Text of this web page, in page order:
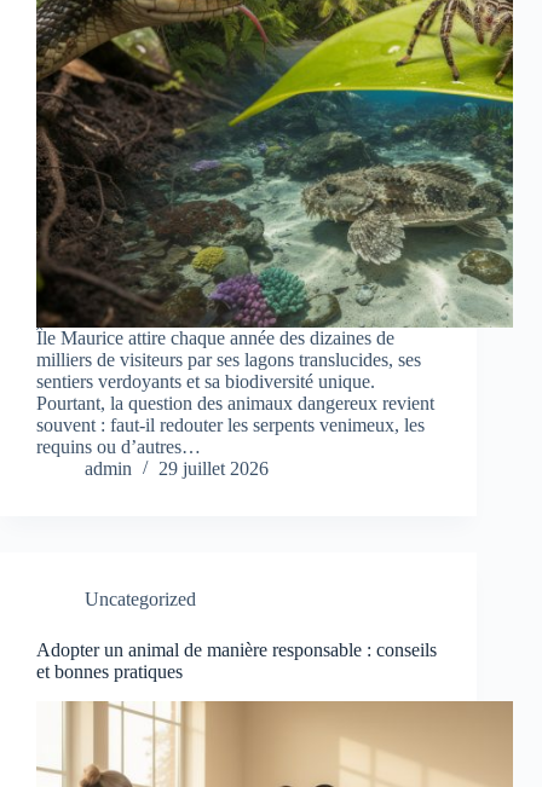
Île Maurice attire chaque année des dizaines de
milliers de visiteurs par ses lagons translucides, ses
sentiers verdoyants et sa biodiversité unique.
Pourtant, la question des animaux dangereux revient
souvent : faut‑il redouter les serpents venimeux, les
requins ou d’autres…
admin
29 juillet 2026
Uncategorized
Adopter un animal de manière responsable : conseils
et bonnes pratiques